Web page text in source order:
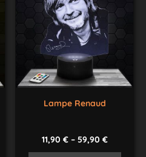
Lampe Renaud
11,90 €– 59,90 €